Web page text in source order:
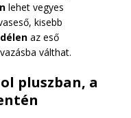
lehet vegyes
kisebb
délen az eső
válthat.
pluszban, a